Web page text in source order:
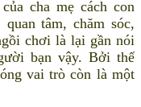
cha mẹ cách con
tâm, chăm sóc,
chơi là lại gần nói
bạn vậy. Bởi thế
vai trò còn là một